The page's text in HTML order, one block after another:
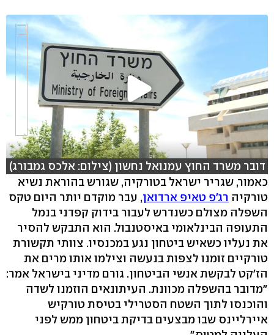
דובר משרד החוץ עמנואל נחשון (צילום: אלכס גמבורג)
כאמור, שגריר ישראל בטורקיה, שגורש בהוראת נשיא
טורקיה רג'פ טאיפ ארדואן, עבר מוקדם יותר היום טקס
השפלה מצולם כשנדרש לעבור בידוק קפדני בנמל
התעופה הבינלאומי באיסטנבול. הוא התבקש להסיר
את נעליו כשאיש ביטחון נגע במכנסיו. צוותי תקשורת
טורקיים זומנו לצפות בנעשה וצילמו אותו מרים את
הז'קט לבקשת אנשי הביטחון. גורם מדיני בישראל אמר:
"מדובר בהשפלה מכוונת. העיתונאים הוזמנו לשדה
והוכנסו לתוך השטח הסטרילי בטיסת טורקיש
איירליינס שבו מבצעים בדיקת ביטחון ממש לפני